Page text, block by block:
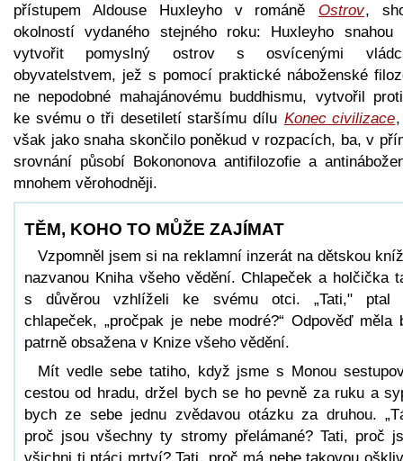
přístupem Aldouse Huxleyho v románě Ostrov,
okolností vydaného stejného roku: Huxleyho snahou
vytvořit pomyslný ostrov s osvícenými
obyvatelstvem, jež s pomocí praktické náboženské
ne nepodobné mahajánovému buddhismu, vytvořil
ke svému o tři desetiletí staršímu dílu Konec civilizace
však jako snaha skončilo poněkud v rozpacích, ba, v
srovnání působí Bokononova antifilozofie a
mnohem věrohodněji.
TĚM, KOHO TO MŮŽE ZAJÍMAT
Vzpomněl jsem si na reklamní inzerát na dětskou
nazvanou Kniha všeho vědění. Chlapeček a holčička
s důvěrou vzhlíželi ke svému otci. „Tati," ptal
chlapeček, „pročpak je nebe modré?“ Odpověď měla
patrně obsažena v Knize všeho vědění.
Mít vedle sebe tatiho, když jsme s Monou
cestou od hradu, držel bych se ho pevně za ruku a
bych ze sebe jednu zvědavou otázku za druhou.
proč jsou všechny ty stromy přelámané? Tati, proč
všichni ti ptáci mrtví? Tati, proč má nebe takovou